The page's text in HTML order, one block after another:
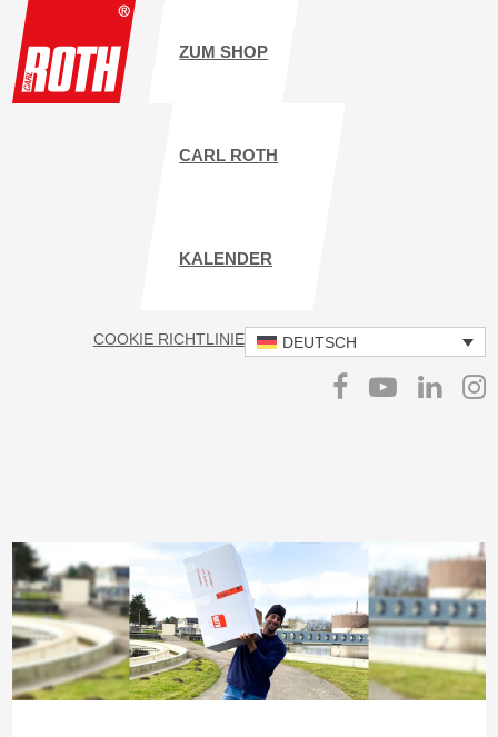
ZUM SHOP
CARL ROTH
KALENDER
DEUTSCH DATENSCHUTZ
IMPRESSUM
COOKIE RICHTLINIE